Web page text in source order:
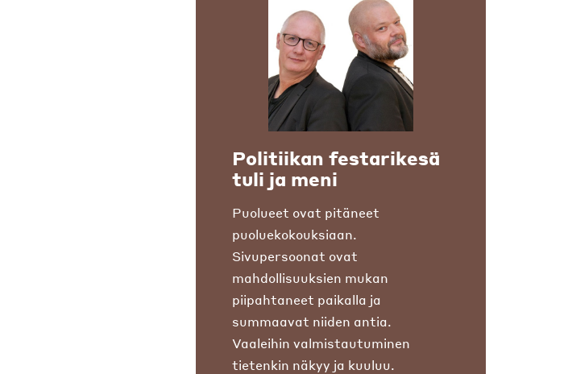
Politiikan festarikesä
tuli ja meni
Puolueet ovat pitäneet
puoluekokouksiaan.
Sivupersoonat ovat
mahdollisuuksien mukan
piipahtaneet paikalla ja
summaavat niiden antia.
Vaaleihin valmistautuminen
tietenkin näkyy ja kuuluu.